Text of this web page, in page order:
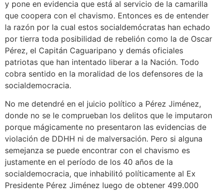
y pone en evidencia que está al servicio de la camarilla
que coopera con el chavismo. Entonces es de entender
la razón por la cual estos socialdemócratas han echado
por tierra toda posibilidad de rebelión como la de Oscar
Pérez, el Capitán Caguaripano y demás oficiales
patriotas que han intentado liberar a la Nación. Todo
cobra sentido en la moralidad de los defensores de la
socialdemocracia.
No me detendré en el juicio político a Pérez Jiménez,
donde no se le comprueban los delitos que le imputaron
porque mágicamente no presentaron las evidencias de
violación de DDHH ni de malversación. Pero si alguna
semejanza se puede encontrar con el chavismo es
justamente en el período de los 40 años de la
socialdemocracia, que inhabilitó políticamente al Ex
Presidente Pérez Jiménez luego de obtener 499.000